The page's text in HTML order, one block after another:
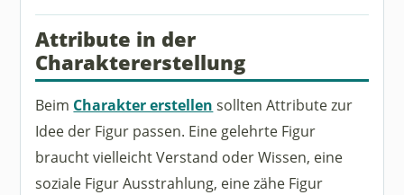
Attribute in der
Charaktererstellung
Beim Charakter erstellen sollten Attribute zur
Idee der Figur passen. Eine gelehrte Figur
braucht vielleicht Verstand oder Wissen, eine
soziale Figur Ausstrahlung, eine zähe Figur